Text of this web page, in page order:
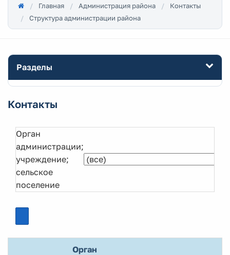
Главная Администрация района
Контакты
Структура администрации района
Разделы
Контакты
Орган
администрации;
учреждение;
сельское
поселение
Орган